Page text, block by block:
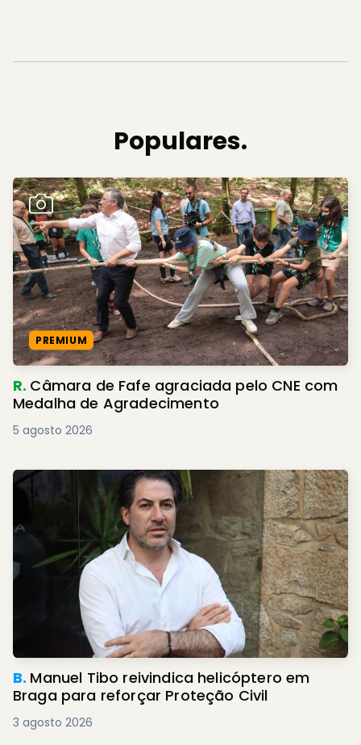
Populares.
PREMIUM
R. Câmara de Fafe agraciada pelo CNE com
Medalha de Agradecimento
5 agosto 2026
B. Manuel Tibo reivindica helicóptero em
Braga para reforçar Proteção Civil
3 agosto 2026